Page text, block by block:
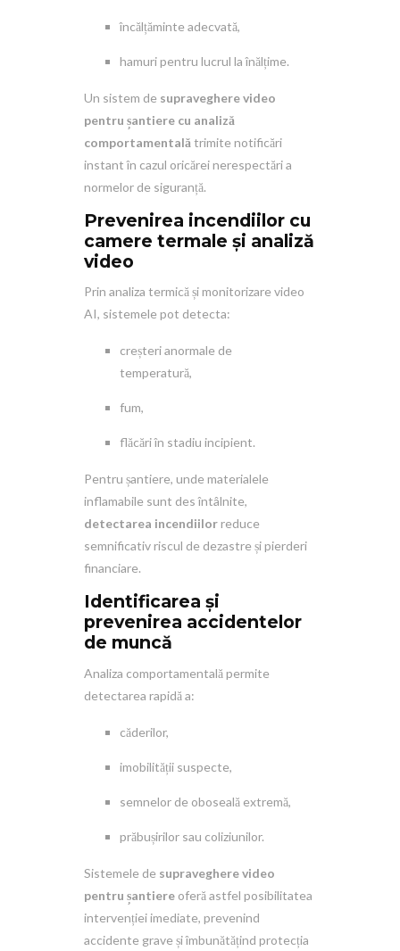
încălțăminte adecvată,
hamuri pentru lucrul la înălțime.
Un sistem de supraveghere video
pentru șantiere cu analiză
comportamentală trimite notificări
instant în cazul oricărei nerespectări a
normelor de siguranță.
Prevenirea incendiilor cu
camere termale și analiză
video
Prin analiza termică și monitorizare video
AI, sistemele pot detecta:
creșteri anormale de
temperatură,
fum,
flăcări în stadiu incipient.
Pentru șantiere, unde materialele
inflamabile sunt des întâlnite,
detectarea incendiilorreduce
semnificativ riscul de dezastre și pierderi
financiare.
Identificarea și
prevenirea accidentelor
de muncă
Analiza comportamentală permite
detectarea rapidă a:
căderilor,
imobilității suspecte,
semnelor de oboseală extremă,
prăbușirilor sau coliziunilor.
Sistemele de supraveghere video
pentru șantiere oferă astfel posibilitatea
intervenției imediate, prevenind
accidente grave și îmbunătățind protecția